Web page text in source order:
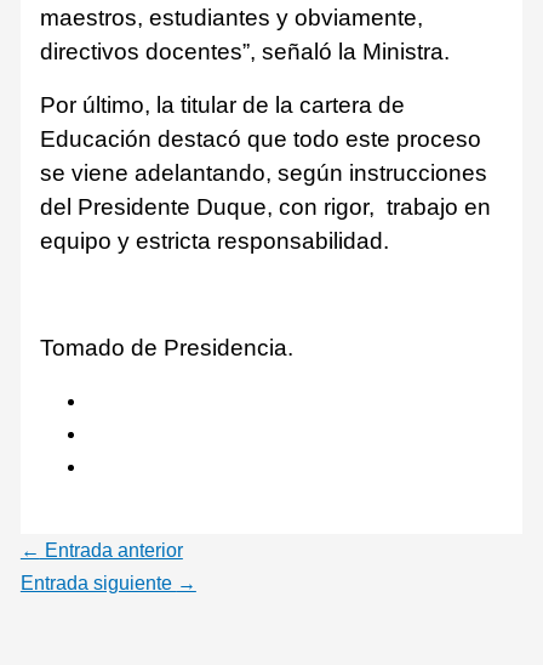
maestros, estudiantes y obviamente,
directivos docentes”, señaló la Ministra.
Por último, la titular de la cartera de
Educación destacó que todo este proceso
se viene adelantando, según instrucciones
del Presidente Duque, con rigor, trabajo en
equipo y estricta responsabilidad.
Tomado de Presidencia.
← Entrada anterior
Entrada siguiente →